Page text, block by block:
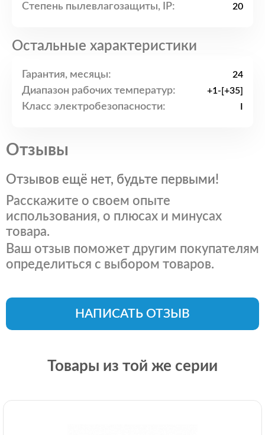
Степень пылевлагозащиты, IP: 20
Остальные характеристики
Гарантия, месяцы: 24
Диапазон рабочих температур: +1-[+35]
Класс электробезопасности:
Отзывы
Отзывов ещё нет, будьте первыми!
Расскажите о своем опыте
использования, о плюсах и минусах
товара.
Ваш отзыв поможет другим покупателям
определиться с выбором товаров.
НАПИСАТЬ ОТЗЫВ
Товары из той же серии